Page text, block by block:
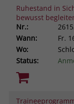
Ruhestand in
bewusst
Nr.:
Wann:
Fr.
Wo:
Status: